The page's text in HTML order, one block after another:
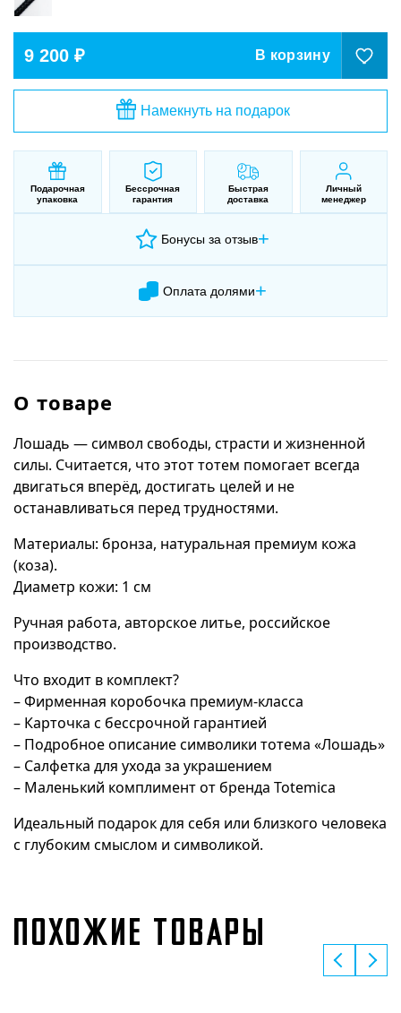
9 200 ₽ В корзину
Намекнуть на подарок
Подарочная
упаковка
Бессрочная
гарантия
Быстрая
доставка
Личный
менеджер
Бонусы за отзыв+
Оплата долями+
О товаре
Лошадь — символ свободы, страсти и жизненной
силы. Считается, что этот тотем помогает всегда
двигаться вперёд, достигать целей и не
останавливаться перед трудностями.
Материалы: бронза, натуральная премиум кожа
(коза).
Диаметр кожи: 1 см
Ручная работа, авторское литье, российское
производство.
Что входит в комплект?
– Фирменная коробочка премиум-класса
– Карточка с бессрочной гарантией
– Подробное описание символики тотема «Лошадь»
– Салфетка для ухода за украшением
– Маленький комплимент от бренда Totemica
Идеальный подарок для себя или близкого человека
с глубоким смыслом и символикой.
ПОХОЖИЕ ТОВАРЫ